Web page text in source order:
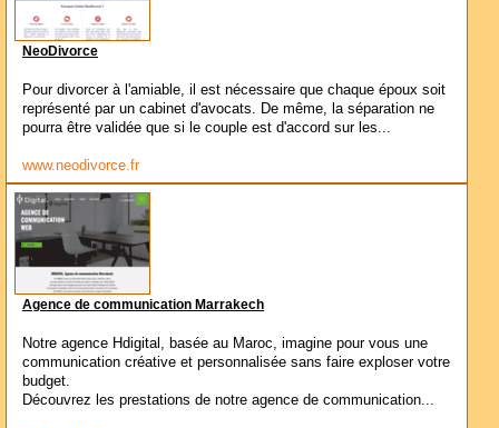
NeoDivorce
Pour divorcer à l'amiable, il est nécessaire que chaque époux soit
représenté par un cabinet d'avocats. De même, la séparation ne
pourra être validée que si le couple est d'accord sur les...
www.neodivorce.fr
Agence de communication Marrakech
Notre agence Hdigital, basée au Maroc, imagine pour vous une
communication créative et personnalisée sans faire exploser votre
budget.
Découvrez les prestations de notre agence de communication...